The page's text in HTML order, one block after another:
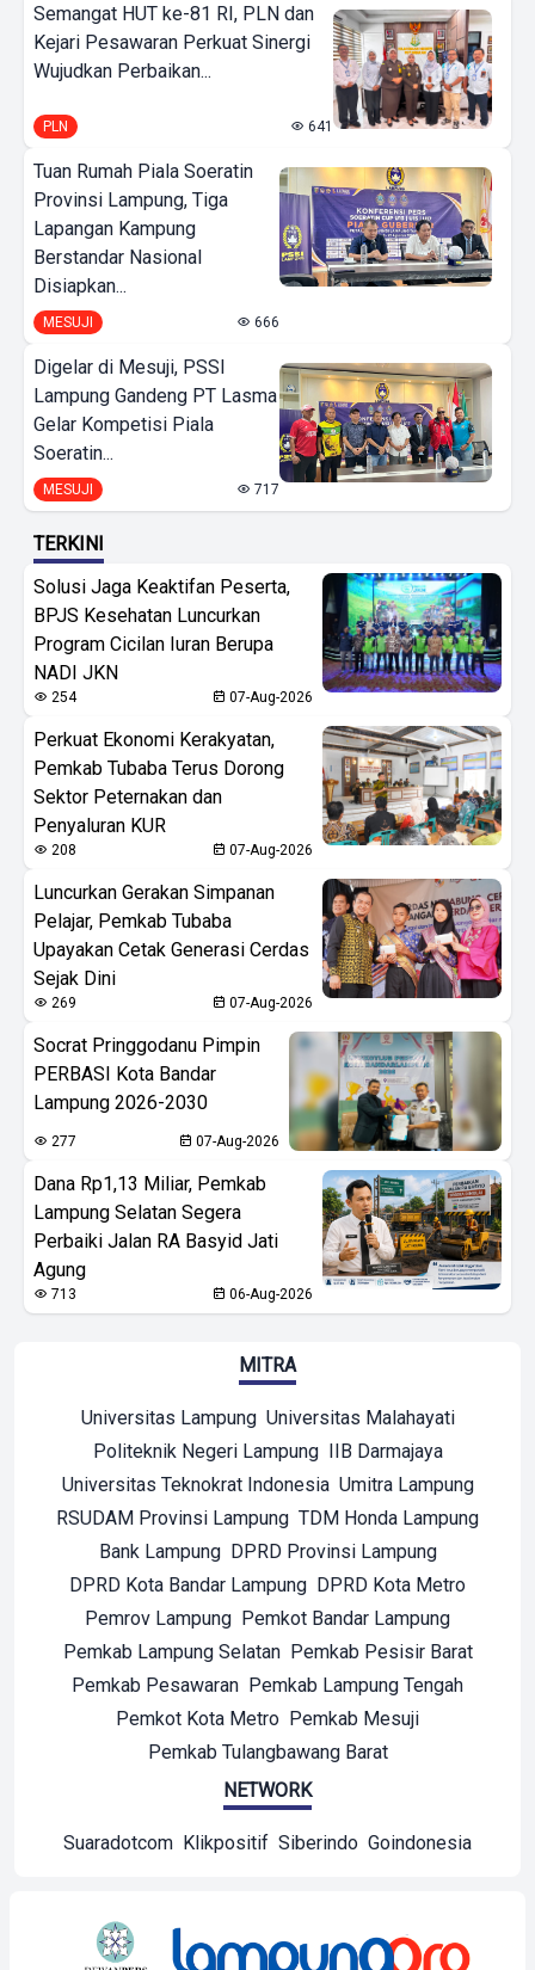
Semangat HUT ke-81 RI, PLN dan
Kejari Pesawaran Perkuat Sinergi
Wujudkan Perbaikan...
PLN 641
Tuan Rumah Piala Soeratin
Provinsi Lampung, Tiga
Lapangan Kampung
Berstandar Nasional
Disiapkan...
MESUJI 666
Digelar di Mesuji, PSSI
Lampung Gandeng PT Lasma
Gelar Kompetisi Piala
Soeratin...
MESUJI 717
TERKINI
Solusi Jaga Keaktifan Peserta,
BPJS Kesehatan Luncurkan
Program Cicilan Iuran Berupa
NADI JKN
254 07-Aug-2026
Perkuat Ekonomi Kerakyatan,
Pemkab Tubaba Terus Dorong
Sektor Peternakan dan
Penyaluran KUR
208 07-Aug-2026
Luncurkan Gerakan Simpanan
Pelajar, Pemkab Tubaba
Upayakan Cetak Generasi Cerdas
Sejak Dini
269 07-Aug-2026
Socrat Pringgodanu Pimpin
PERBASI Kota Bandar
Lampung 2026-2030
277 07-Aug-2026
Dana Rp1,13 Miliar, Pemkab
Lampung Selatan Segera
Perbaiki Jalan RA Basyid Jati
Agung
713 06-Aug-2026
MITRA
Universitas Lampung Universitas Malahayati
Politeknik Negeri Lampung IIB Darmajaya
Universitas Teknokrat Indonesia Umitra Lampung
RSUDAM Provinsi Lampung TDM Honda Lampung
Bank Lampung DPRD Provinsi Lampung
DPRD Kota Bandar Lampung DPRD Kota Metro
Pemrov Lampung Pemkot Bandar Lampung
Pemkab Lampung Selatan Pemkab Pesisir Barat
Pemkab Pesawaran Pemkab Lampung Tengah
Pemkot Kota Metro Pemkab Mesuji
Pemkab Tulangbawang Barat
NETWORK
Suaradotcom Klikpositif Siberindo Goindonesia